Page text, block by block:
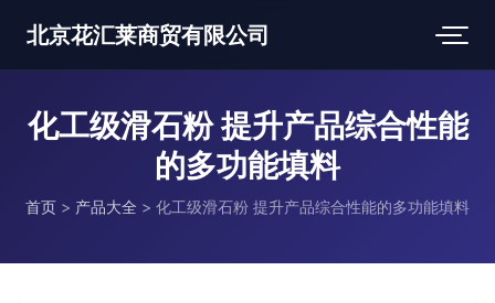
北京花汇莱商贸有限公司
化工级滑石粉 提升产品综合性能
的多功能填料
首页 > 产品大全 > 化工级滑石粉 提升产品综合性能的多功能填料